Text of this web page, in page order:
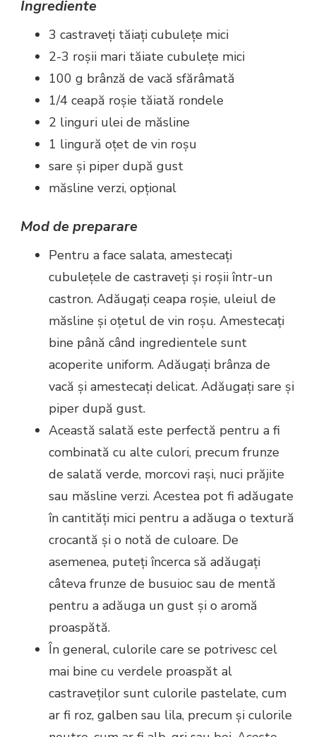
Ingrediente
3 castraveți tăiați cubulețe mici
2-3 roșii mari tăiate cubulețe mici
100 g brânză de vacă sfărâmată
1/4 ceapă roșie tăiată rondele
2 linguri ulei de măsline
1 lingură oțet de vin roșu
sare și piper după gust
măsline verzi, opțional
Mod de preparare
Pentru a face salata, amestecați
cubulețele de castraveți și roșii într-un
castron. Adăugați ceapa roșie, uleiul de
măsline și oțetul de vin roșu. Amestecați
bine până când ingredientele sunt
acoperite uniform. Adăugați brânza de
vacă și amestecați delicat. Adăugați sare și
piper după gust.
Această salată este perfectă pentru a fi
combinată cu alte culori, precum frunze
de salată verde, morcovi rași, nuci prăjite
sau măsline verzi. Acestea pot fi adăugate
în cantități mici pentru a adăuga o textură
crocantă și o notă de culoare. De
asemenea, puteți încerca să adăugați
câteva frunze de busuioc sau de mentă
pentru a adăuga un gust și o aromă
proaspătă.
În general, culorile care se potrivesc cel
mai bine cu verdele proaspăt al
castraveților sunt culorile pastelate, cum
ar fi roz, galben sau lila, precum și culorile